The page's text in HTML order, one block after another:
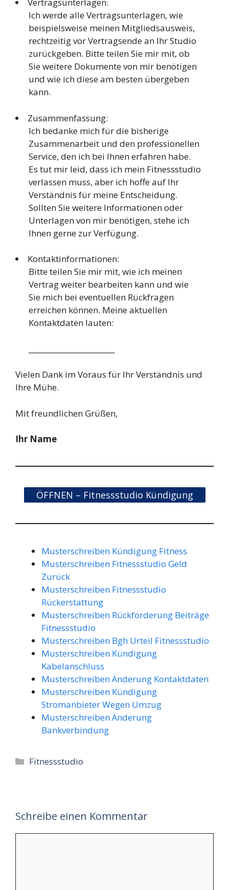
Ich werde alle Vertragsunterlagen, wie
beispielsweise meinen Mitgliedsausweis,
rechtzeitig vor Vertragsende an Ihr Studio
zurückgeben. Bitte teilen Sie mir mit, ob
Sie weitere Dokumente von mir benötigen
und wie ich diese am besten übergeben
kann.
Zusammenfassung:
Ich bedanke mich für die bisherige
Zusammenarbeit und den professionellen
Service, den ich bei Ihnen erfahren habe.
Es tut mir leid, dass ich mein Fitnessstudio
verlassen muss, aber ich hoffe auf Ihr
Verständnis für meine Entscheidung.
Sollten Sie weitere Informationen oder
Unterlagen von mir benötigen, stehe ich
Ihnen gerne zur Verfügung.
Kontaktinformationen:
Bitte teilen Sie mir mit, wie ich meinen
Vertrag weiter bearbeiten kann und wie
Sie mich bei eventuellen Rückfragen
erreichen können. Meine aktuellen
Kontaktdaten lauten:
Vielen Dank im Voraus für Ihr Verständnis und
Ihre Mühe.
Mit freundlichen Grüßen,
Ihr Name
ÖFFNEN – Fitnessstudio Kündigung
Musterschreiben Kündigung Fitness
Musterschreiben Fitnessstudio Geld
Zurück
Musterschreiben Fitnessstudio
Rückerstattung
Musterschreiben Rückforderung Beiträge
Fitnessstudio
Musterschreiben Bgh Urteil Fitnessstudio
Musterschreiben Kündigung
Kabelanschluss
Musterschreiben Änderung Kontaktdaten
Musterschreiben Kündigung
Stromanbieter Wegen Umzug
Musterschreiben Änderung
Bankverbindung
Kategorien
Fitnessstudio
Schreibe einen Kommentar